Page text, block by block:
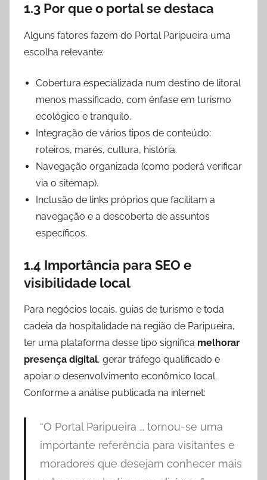
1.3 Por que o portal se destaca
Alguns fatores fazem do Portal Paripueira uma
escolha relevante:
Cobertura especializada num destino de litoral
menos massificado, com ênfase em turismo
ecológico e tranquilo.
Integração de vários tipos de conteúdo:
roteiros, marés, cultura, história.
Navegação organizada (como poderá verificar
via o sitemap).
Inclusão de links próprios que facilitam a
navegação e a descoberta de assuntos
específicos.
1.4 Importância para SEO e
visibilidade local
Para negócios locais, guias de turismo e toda
cadeia da hospitalidade na região de Paripueira,
ter uma plataforma desse tipo significa melhorar
presença digital, gerar tráfego qualificado e
apoiar o desenvolvimento econômico local.
Conforme a análise publicada na internet:
“O Portal Paripueira … tornou-se uma
importante referência para visitantes e
moradores que desejam conhecer mais